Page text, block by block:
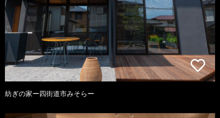
紡ぎの家ー四街道市みそらー